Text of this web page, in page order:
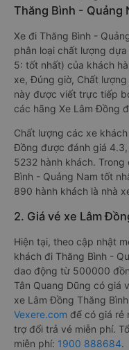
Thăng Bình - Quảng
Xe đi Thăng Bình -
phân loại chất lượng
5: tốt nhất) của khách
xe, Đúng giờ, Chất
này được viết trực tiếp
các hãng Xe Lâm Đồng
Chất lượng các xe
Đồng được đánh giá
5232 hành khách.
Bình - Quảng Nam tốt
890 hành khách là nhà
2. Giá vé xe Lâm
Hiện tại, theo cập nhật
khách đi Thăng Bình -
dao động từ 500000
Tân Quang Dũng có giá
xe Lâm Đồng Thăng
Vexere.com để có giá rẻ
trợ đổi trả vé miễn phí.
miễn phí: 1900 888684.